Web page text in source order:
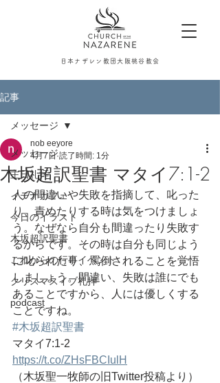
日本ナザレン教団大阪桃谷教会
記事
メッセージ
主日礼拝
イテナカフェ
今日のイラスト
木坂超訳聖書
これからの行事イベント
クリスマスイブ礼拝
podcast
メッセージ
木坂超訳聖書 マタイ7:1-2
nob eeyore
4月7日 読了時間: 1分
人の間違いや失敗を指摘して、叱った
り、責めたりする時は気をつけましょ
う。なぜなら自分も間違ったり失敗す
るからです。その時は自分も同じよう
に叱られたり、罵倒されることを覚悟
しましょう。間違い、失敗は誰にでも
あることですから、人には優しくする
ことですね。
#木坂超訳聖書
マタイ7:1-2
https://t.co/ZHsFBCIulH
（木坂聖一牧師の旧Twitter投稿より）